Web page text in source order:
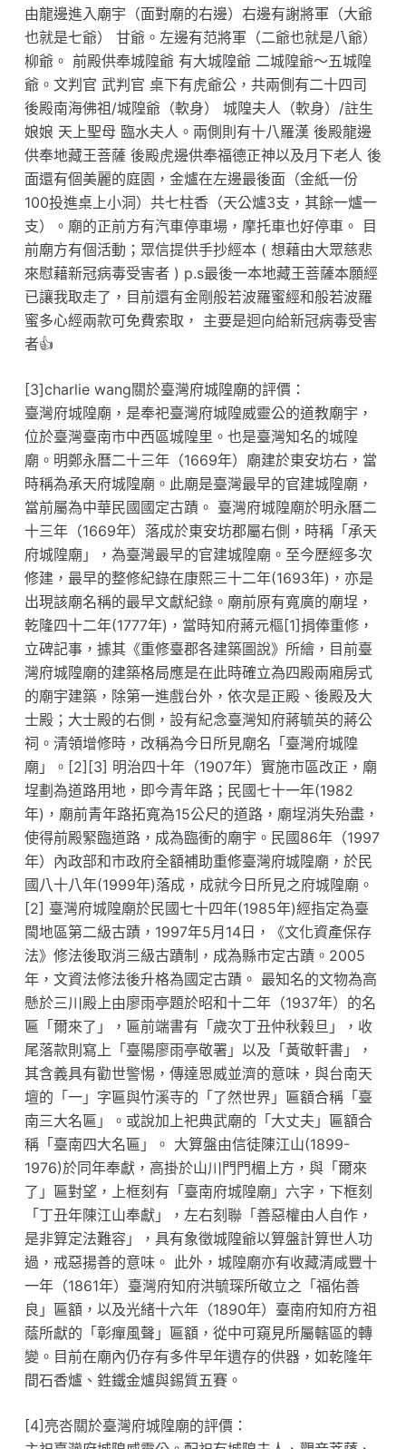
由龍邊進入廟宇（面對廟的右邊）右邊有謝將軍（大爺
也就是七爺） 甘爺。左邊有范將軍（二爺也就是八爺）
柳爺。 前殿供奉城隍爺 有大城隍爺 二城隍爺～五城隍
爺。文判官 武判官 桌下有虎爺公，共兩側有二十四司
後殿南海佛祖/城隍爺（軟身） 城隍夫人（軟身）/註生
娘娘 天上聖母 臨水夫人。兩側則有十八羅漢 後殿龍邊
供奉地藏王菩薩 後殿虎邊供奉福德正神以及月下老人 後
面還有個美麗的庭園，金爐在左邊最後面（金紙一份
100投進桌上小洞）共七柱香（天公爐3支，其餘一爐一
支）。廟的正前方有汽車停車場，摩托車也好停車。 目
前廟方有個活動；眾信提供手抄經本 ( 想藉由大眾慈悲
來慰藉新冠病毒受害者 ) p.s最後一本地藏王菩薩本願經
已讓我取走了，目前還有金剛般若波羅蜜經和般若波羅
蜜多心經兩款可免費索取， 主要是迴向給新冠病毒受害
者👍
[3]charlie wang關於臺灣府城隍廟的評價：
臺灣府城隍廟，是奉祀臺灣府城隍威靈公的道教廟宇，
位於臺灣臺南市中西區城隍里。也是臺灣知名的城隍
廟。明鄭永曆二十三年（1669年）廟建於東安坊右，當
時稱為承天府城隍廟。此廟是臺灣最早的官建城隍廟，
當前屬為中華民國國定古蹟。 臺灣府城隍廟於明永曆二
十三年（1669年）落成於東安坊郡屬右側，時稱「承天
府城隍廟」，為臺灣最早的官建城隍廟。至今歷經多次
修建，最早的整修紀錄在康熙三十二年(1693年)，亦是
出現該廟名稱的最早文獻紀錄。廟前原有寬廣的廟埕，
乾隆四十二年(1777年)，當時知府蔣元樞[1]捐俸重修，
立碑記事，據其《重修臺郡各建築圖說》所繪，目前臺
灣府城隍廟的建築格局應是在此時確立為四殿兩廂房式
的廟宇建築，除第一進戲台外，依次是正殿、後殿及大
士殿；大士殿的右側，設有紀念臺灣知府蔣毓英的蔣公
祠。清領增修時，改稱為今日所見廟名「臺灣府城隍
廟」。[2][3] 明治四十年（1907年）實施市區改正，廟
埕劃為道路用地，即今青年路；民國七十一年(1982
年)，廟前青年路拓寬為15公尺的道路，廟埕消失殆盡，
使得前殿緊臨道路，成為臨衝的廟宇。民國86年（1997
年）內政部和市政府全額補助重修臺灣府城隍廟，於民
國八十八年(1999年)落成，成就今日所見之府城隍廟。
[2] 臺灣府城隍廟於民國七十四年(1985年)經指定為臺
閩地區第二級古蹟，1997年5月14日，《文化資產保存
法》修法後取消三級古蹟制，成為縣市定古蹟。2005
年，文資法修法後升格為國定古蹟。 最知名的文物為高
懸於三川殿上由廖雨亭題於昭和十二年（1937年）的名
匾「爾來了」，匾前端書有「歲次丁丑仲秋榖旦」，收
尾落款則寫上「臺陽廖雨亭敬署」以及「黃敬軒書」，
其含義具有勸世警惕，傳達恩威並濟的意味，與台南天
壇的「一」字匾與竹溪寺的「了然世界」匾額合稱「臺
南三大名匾」。或說加上祀典武廟的「大丈夫」匾額合
稱「臺南四大名匾」。 大算盤由信徒陳江山(1899-
1976)於同年奉獻，高掛於山川門門楣上方，與「爾來
了」匾對望，上框刻有「臺南府城隍廟」六字，下框刻
「丁丑年陳江山奉獻」，左右刻聯「善惡權由人自作，
是非算定法難容」，具有象徵城隍爺以算盤計算世人功
過，戒惡揚善的意味。 此外，城隍廟亦有收藏清咸豐十
一年（1861年）臺灣府知府洪毓琛所敬立之「福佑善
良」匾額，以及光緒十六年（1890年）臺南府知府方祖
蔭所獻的「彰癉風聲」匾額，從中可窺見所屬轄區的轉
變。目前在廟內仍存有多件早年遺存的供器，如乾隆年
間石香爐、鉎鐵金爐與錫質五賽。
[4]亮呇關於臺灣府城隍廟的評價：